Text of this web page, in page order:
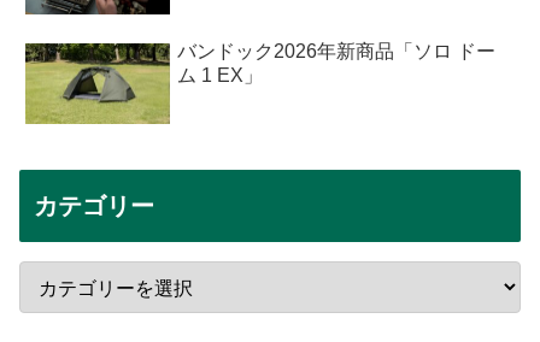
バンドック2026年新商品「ソロ ドー
ム 1 EX」
カテゴリー